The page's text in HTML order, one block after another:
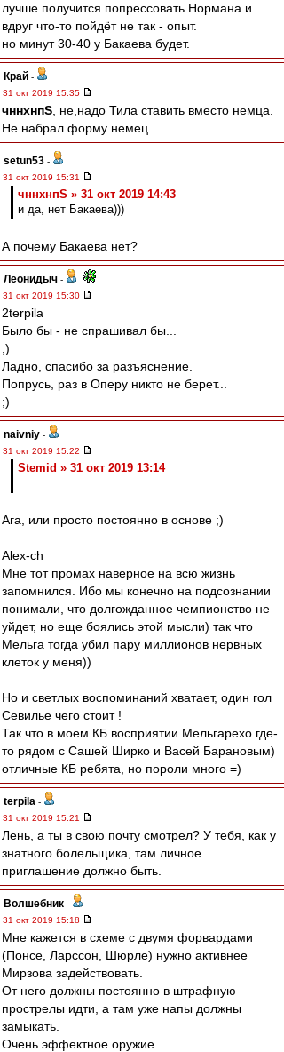
лучше получится попрессовать Нормана и
вдруг что-то пойдёт не так - опыт.
но минут 30-40 у Бакаева будет.
Край -
31 окт 2019 15:35
чннхнпS , не,надо Тила ставить вместо немца.
Не набрал форму немец.
setun53 -
31 окт 2019 15:31
чннхнпS » 31 окт 2019 14:43
и да, нет Бакаева)))
А почему Бакаева нет?
Леонидыч -
31 окт 2019 15:30
2terpila
Было бы - не спрашивал бы...
;)
Ладно, спасибо за разъяснение.
Попрусь, раз в Оперу никто не берет...
;)
naivniy -
31 окт 2019 15:22
Stemid » 31 окт 2019 13:14
Ага, или просто постоянно в основе ;)
Alex-ch
Мне тот промах наверное на всю жизнь
запомнился. Ибо мы конечно на подсознании
понимали, что долгожданное чемпионство не
уйдет, но еще боялись этой мысли) так что
Мельга тогда убил пару миллионов нервных
клеток у меня))
Но и светлых воспоминаний хватает, один гол
Севилье чего стоит !
Так что в моем КБ восприятии Мельгарехо где-
то рядом с Сашей Ширко и Васей Барановым)
отличные КБ ребята, но пороли много =)
terpila -
31 окт 2019 15:21
Лень, а ты в свою почту смотрел? У тебя, как у
знатного болельщика, там личное
приглашение должно быть.
Волшебник -
31 окт 2019 15:18
Мне кажется в схеме с двумя форвардами
(Понсе, Ларссон, Шюрле) нужно активнее
Мирзова задействовать.
От него должны постоянно в штрафную
прострелы идти, а там уже напы должны
замыкать.
Очень эффектное оружие